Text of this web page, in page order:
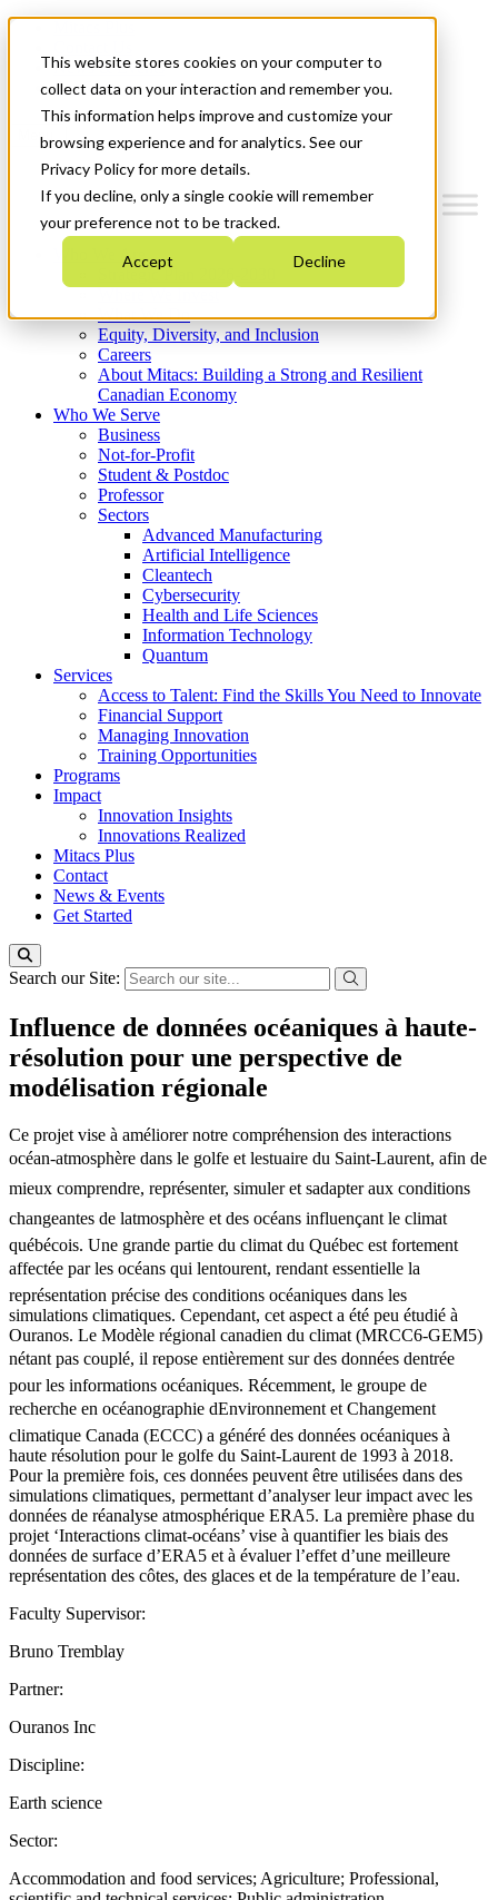
This website stores cookies on your computer to
collect data on your interaction and remember you.
This information helps improve and customize your
browsing experience and for analytics. See our
Privacy Policy for more details.
If you decline, only a single cookie will remember
your preference not to be tracked.
Accept Decline
News & Events
Get Started
Menu
Who We Are
Strategic Plan 2026-2030
What We Do
Equity, Diversity, and Inclusion
Careers
About Mitacs: Building a Strong and Resilient
Canadian Economy
Who We Serve
Business
Not-for-Profit
Student & Postdoc
Professor
Sectors
Advanced Manufacturing
Artificial Intelligence
Cleantech
Cybersecurity
Health and Life Sciences
Information Technology
Quantum
Services
Access to Talent: Find the Skills You Need to Innovate
Financial Support
Managing Innovation
Training Opportunities
Programs
Impact
Innovation Insights
Innovations Realized
Mitacs Plus
Contact
News & Events
Get Started
Search our Site:
Influence de données océaniques à haute-
résolution pour une perspective de
modélisation régionale
Ce projet vise à améliorer notre compréhension des interactions
océan-atmosphère dans le golfe et lestuaire du Saint-Laurent, afin de
mieux comprendre, représenter, simuler et sadapter aux conditions
changeantes de latmosphère et des océans influençant le climat
québécois. Une grande partie du climat du Québec est fortement
affectée par les océans qui lentourent, rendant essentielle la
représentation précise des conditions océaniques dans les
simulations climatiques. Cependant, cet aspect a été peu étudié à
Ouranos. Le Modèle régional canadien du climat (MRCC6-GEM5)
nétant pas couplé, il repose entièrement sur des données dentrée
pour les informations océaniques. Récemment, le groupe de
recherche en océanographie dEnvironnement et Changement
climatique Canada (ECCC) a généré des données océaniques à
haute résolution pour le golfe du Saint-Laurent de 1993 à 2018.
Pour la première fois, ces données peuvent être utilisées dans des
simulations climatiques, permettant d’analyser leur impact avec les
données de réanalyse atmosphérique ERA5. La première phase du
projet ‘Interactions climat-océans’ vise à quantifier les biais des
données de surface d’ERA5 et à évaluer l’effet d’une meilleure
représentation des côtes, des glaces et de la température de l’eau.
Faculty Supervisor:
Bruno Tremblay
Partner:
Ouranos Inc
Discipline:
Earth science
Sector:
Accommodation and food services; Agriculture; Professional,